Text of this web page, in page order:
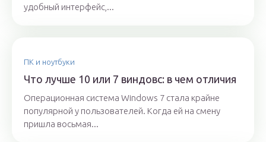
удобный интерфейс,...
ПК и ноутбуки
Что лучше 10 или 7 виндовс: в чем отличия
Операционная система Windows 7 стала крайне
популярной у пользователей. Когда ей на смену
пришла восьмая...